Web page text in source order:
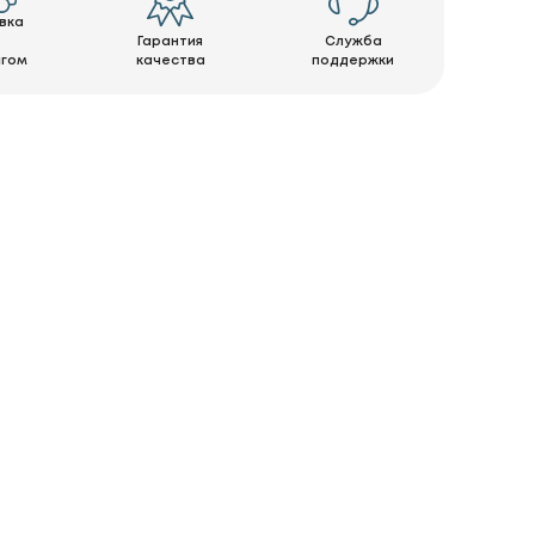
Гарантия
качества
Служба
поддержки